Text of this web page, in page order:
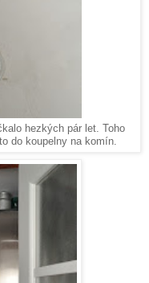
hezkých pár let. Toho
do koupelny na komín.